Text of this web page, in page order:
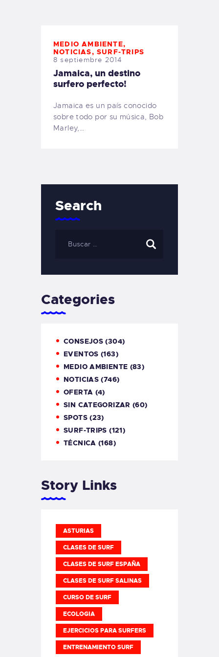
MEDIO AMBIENTE,
NOTICIAS,SURF-TRIPS
8 septiembre 2014
Jamaica, un destino
surfero perfecto!
Jamaica es un país conocido
sobre todo por su música, Bob
Marley,…
Search
Categories
CONSEJOS (304)
EVENTOS (163)
MEDIO AMBIENTE (83)
NOTICIAS (746)
OFERTA (4)
SIN CATEGORIZAR (60)
SPOTS(23)
SURF-TRIPS (121)
TÉCNICA (168)
Story Links
ASTURIAS
CLASES DE SURF
CLASES DE SURF ESPAÑA
CLASES DE SURF SALINAS
CURSO DE SURF
ECOLOGIA
EJERCICIOS PARA SURFERS
ENTRENAMIENTO SURF